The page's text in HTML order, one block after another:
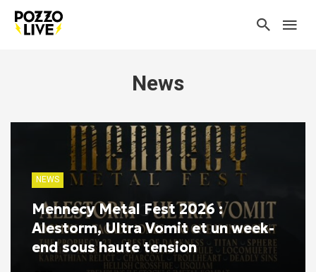
News
NEWS
Mennecy Metal Fest 2026 :
Alestorm, Ultra Vomit et un week-
end sous haute tension